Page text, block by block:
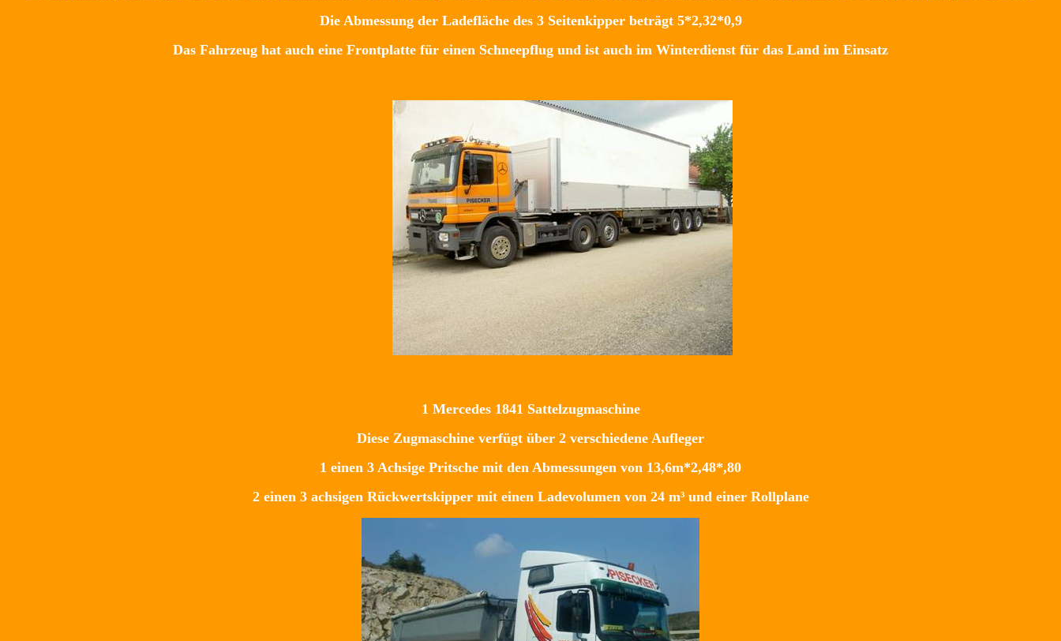
Die Abmessung der Ladefläche des 3 Seitenkipper beträgt 5*2,32*0,9
Das Fahrzeug hat auch eine Frontplatte für einen Schneepflug und ist auch im Winterdienst für das Land im Einsatz
1 Mercedes 1841 Sattelzugmaschine
Diese Zugmaschine verfügt über 2 verschiedene Aufleger
1 einen 3 Achsige Pritsche mit den Abmessungen von 13,6m*2,48*,80
2 einen 3 achsigen Rückwertskipper mit einen Ladevolumen von 24 m³ und einer Rollplane